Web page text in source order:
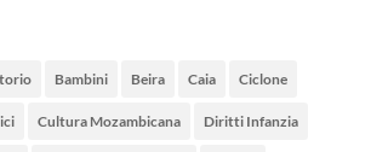
Bambini Beira Caia Ciclone
Cultura Mozambicana Diritti Infanzia